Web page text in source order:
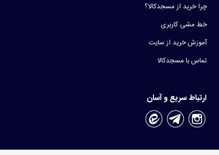
چرا خرید از مسجدکالا؟
خط مشی کاربری
آموزش خرید از سایت
تماس با مسجدکالا
ارتباط سریع و آسان